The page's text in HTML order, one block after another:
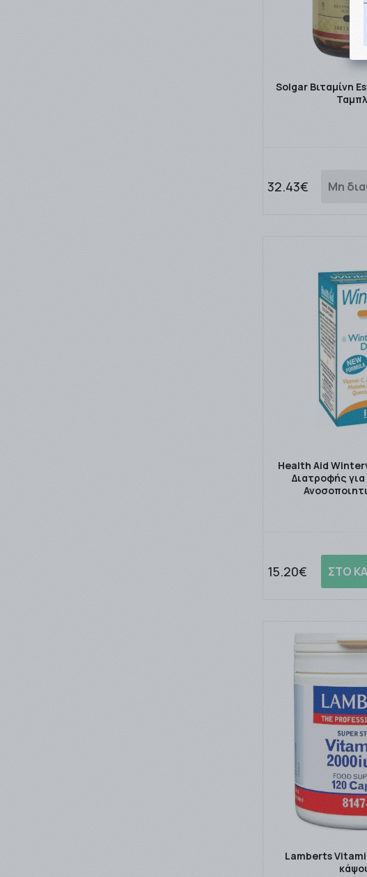
Solgar Bιταμίνη
32.43€ Μη
Health Aid
Διατροφής
15.20€ ΣΤΟ
Lamberts